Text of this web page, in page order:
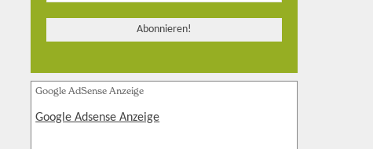
Google AdSense Anzeige
Google Adsense Anzeige